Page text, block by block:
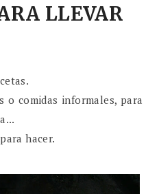
LLEVAR
o comidas informales, para
hacer.